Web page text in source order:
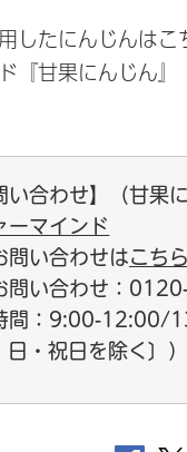
したにんじんはこ
『甘果にんじん』
い合わせ】（甘果
ーマインド
問い合わせはこちら
問い合わせ：
間：9:00-12:00/
・祝日を除く〕）